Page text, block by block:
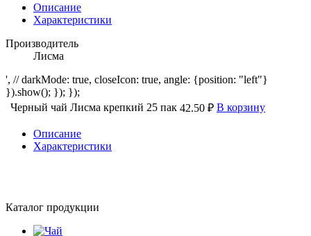
Описание
Характеристики
Производитель
Лисма
', // darkMode: true, closeIcon: true, angle: {position: "left"}
}).show(); }); });
Черный чай Лисма крепкий 25 пак 42.50 ₽ В корзину
Описание
Характеристики
Каталог продукции